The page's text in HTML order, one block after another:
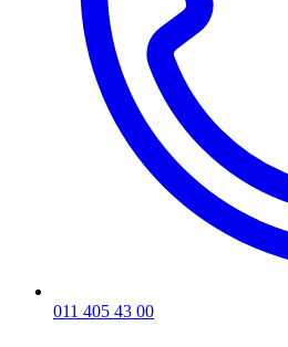
011 405 43 00